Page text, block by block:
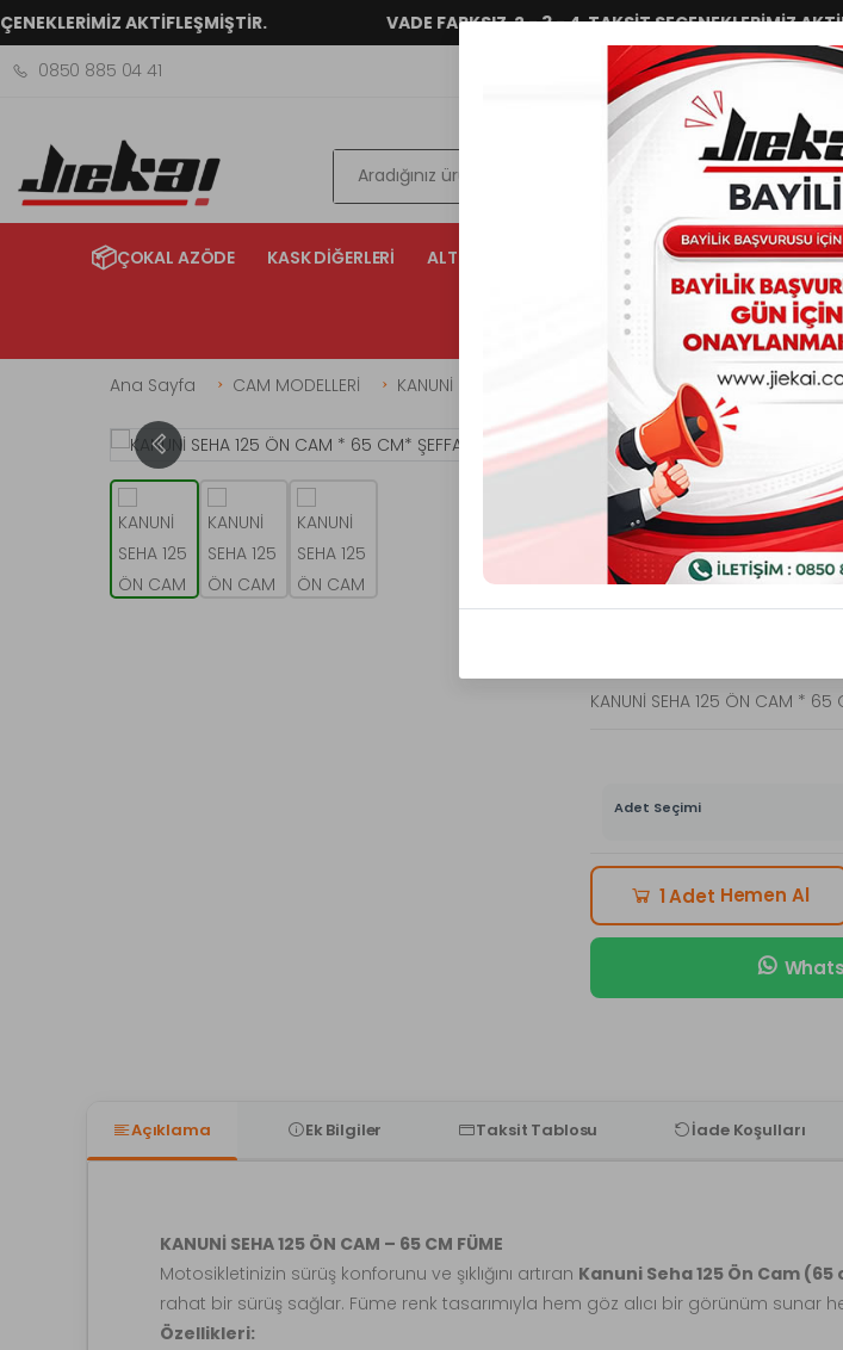
AKTİFLEŞMİŞTİR. VADE FARKSIZ 2 - 3 - 4 TAKSİT SEÇENEKLERİMİZ
0850 885 04 41
Ara
📦ÇOKAL AZÖDE KASK DİĞERLERİ ALTERNATİF ÜRÜNLER AYDINLATMA GRUPLARI
TAKOZ DEMİR
Ana Sayfa CAM MODELLERİ KANUNİ KANUNİ SEHA 125 ÖN CAM * 65 CM*
Jiekai KANUNİ SEHA
0Değerlendirme
166kez görüntülendi!
1.630,00 TL
KANUNİ SEHA 125 ÖN CAM * 65
Adet Seçimi
1 Adet Hemen Al
Açıklama Ek Bilgiler Taksit Tablosu İade Koşulları
KANUNİ SEHA 125 ÖN CAM – 65 CM FÜME
Motosikletinizin sürüş konforunu ve şıklığını artıran Kanuni Seha 125 Ön Cam (65
rahat bir sürüş sağlar. Füme renk tasarımıyla hem göz alıcı bir görünüm
Özellikleri: